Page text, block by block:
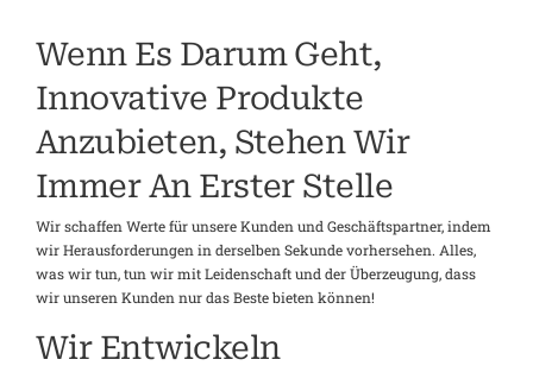
Wenn Es Darum Geht,
Innovative Produkte
Anzubieten, Stehen Wir
Immer An Erster Stelle
Wir schaffen Werte für unsere Kunden und Geschäftspartner, indem
wir Herausforderungen in derselben Sekunde vorhersehen. Alles,
was wir tun, tun wir mit Leidenschaft und der Überzeugung, dass
wir unseren Kunden nur das Beste bieten können!
Wir Entwickeln